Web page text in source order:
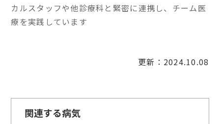
カルスタッフや他診療科と緊密に連携し、チーム医
療を実践しています
更新：2024.10.08
関連する病気